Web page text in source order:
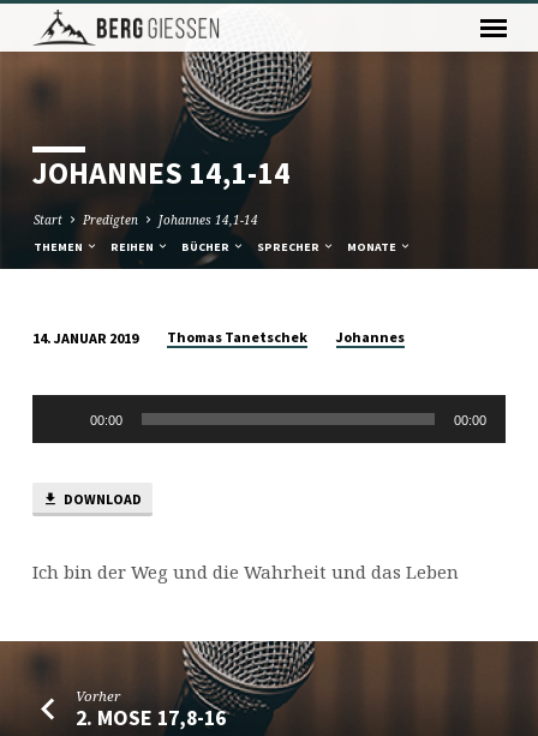
JOHANNES 14,1-14
Start Predigten Johannes 14,1-14
THEMEN REIHEN BÜCHER SPRECHER MONATE
14,1-
14. JANUAR 2019 Thomas Tanetschek Johannes
00:00 00:00
DOWNLOAD
Ich bin der Weg und die Wahrheit und das Leben
Vorher
2. MOSE 17,8-16